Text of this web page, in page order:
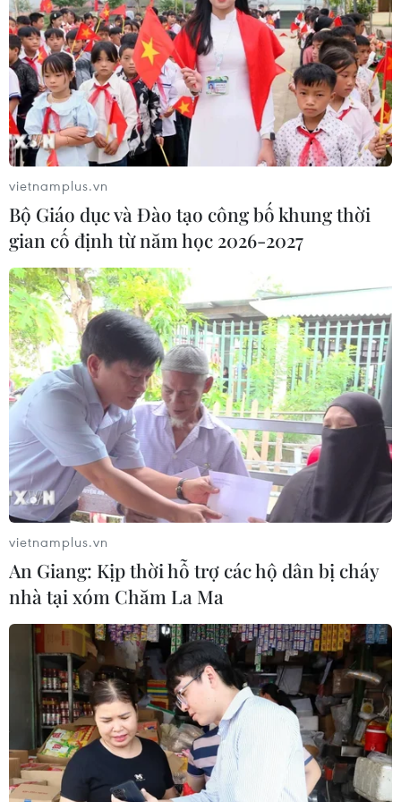
Lập kênh TikTok khởi nghiệp, lừa
đảo chiếm đoạt 15 tỷ đồng
05/08/2026 11:36
Đắk Lắk: Án phạt nghiêm minh với
đối tượng phá hoại đoàn kết dân tộc
05/08/2026 09:58
Hà Nội xét xử ổ nhóm 50 đối tượng tổ
chức sử dụng ma túy trong quán
karaoke
05/08/2026 09:38
Khởi tố người đàn ông xịt vòi cao áp
vào thợ tháo dỡ nhà sát vách
05/08/2026 09:23
Khởi tố ca sĩ và giám đốc công ty giải
trí vì xâm phạm bản quyền trên
YouTube
05/08/2026 09:22
Tiếp nhận 47 công dân Việt Nam bị
Hoa Kỳ trục xuất về nước
05/08/2026 07:38
vietnamplus.vn
Bộ Giáo dục và Đào tạo công bố khung thời
gian cố định từ năm học 2026-2027
vietnamplus.vn
An Giang: Kịp thời hỗ trợ các hộ dân bị cháy
nhà tại xóm Chăm La Ma